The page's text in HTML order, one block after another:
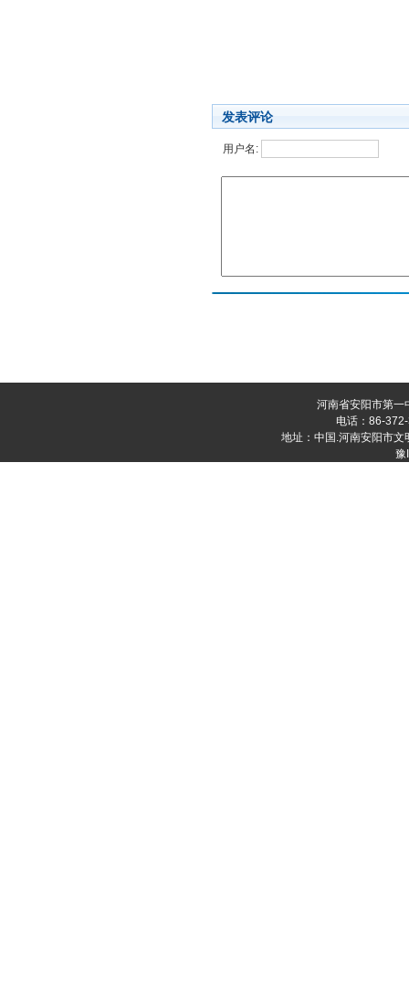
发表评论
用户名:
河南省安阳市第
电话：86-
地址：中国.河南安阳市
豫